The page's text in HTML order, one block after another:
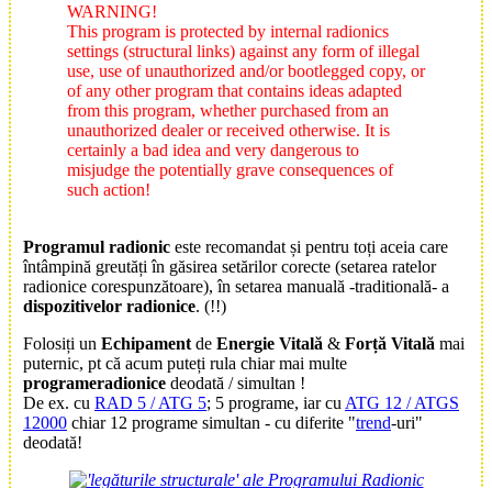
WARNING!
This program is protected by internal radionics
settings (structural links) against any form of illegal
use, use of unauthorized and/or bootlegged copy, or
of any other program that contains ideas adapted
from this program, whether purchased from an
unauthorized dealer or received otherwise. It is
certainly a bad idea and very dangerous to
misjudge the potentially grave consequences of
such action!
Programul radionic este recomandat și pentru toți aceia care
întâmpină greutăți în găsirea setărilor corecte (setarea ratelor
radionice corespunzătoare), în setarea manuală -traditională- a
dispozitivelor radionice. (!!)
Folosiți un Echipament de Energie Vitală & Forță Vitală mai
puternic, pt că acum puteți rula chiar mai multe
programeradionice deodată / simultan !
De ex. cu RAD 5 / ATG 5; 5 programe, iar cu ATG 12 / ATGS
12000 chiar 12 programe simultan - cu diferite "trend-uri"
deodată!